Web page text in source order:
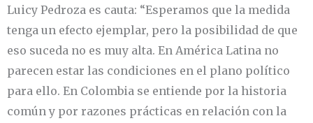
Luicy Pedroza es cauta: “Esperamos que la medida
tenga un efecto ejemplar, pero la posibilidad de que
eso suceda no es muy alta. En América Latina no
parecen estar las condiciones en el plano político
para ello. En Colombia se entiende por la historia
común y por razones prácticas en relación con la